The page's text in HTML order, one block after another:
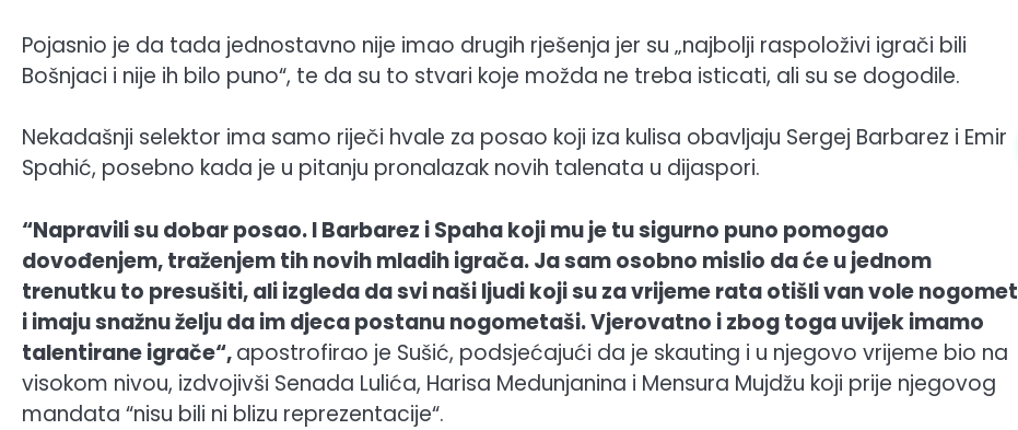
Pojasnio je da tada jednostavno nije imao drugih rješenja jer su „najbolji raspoloživi igrači bili
Bošnjaci i nije ih bilo puno“, te da su to stvari koje možda ne treba isticati, ali su se dogodile.
Nekadašnji selektor ima samo riječi hvale za posao koji iza kulisa obavljaju Sergej Barbarez i Emir
Spahić, posebno kada je u pitanju pronalazak novih talenata u dijaspori.
“Napravili su dobar posao. I Barbarez i Spaha koji mu je tu sigurno puno pomogao
dovođenjem, traženjem tih novih mladih igrača. Ja sam osobno mislio da će u jednom
trenutku to presušiti, ali izgleda da svi naši ljudi koji su za vrijeme rata otišli van vole nogomet
i imaju snažnu želju da im djeca postanu nogometaši. Vjerovatno i zbog toga uvijek imamo
talentirane igrače“,apostrofirao je Sušić, podsjećajući da je skauting i u njegovo vrijeme bio na
visokom nivou, izdvojivši Senada Lulića, Harisa Medunjanina i Mensura Mujdžu koji prije njegovog
mandata “nisu bili ni blizu reprezentacije“.